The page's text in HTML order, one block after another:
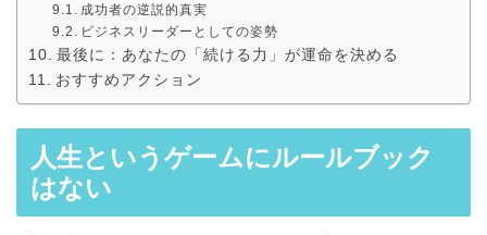
成功者の逆説的真実
ビジネスリーダーとしての姿勢
最後に：あなたの「続ける力」が運命を決める
おすすめアクション
人生というゲームにルールブック
はない